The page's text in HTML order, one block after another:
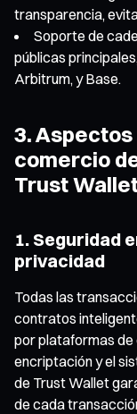
transparencia,
Soporte de
públicas
Arbitrum, y Base.
3.
comercio
Trust
1. Seguridad
privacidad
Todas las
contratos
por plataformas
encriptación y el
de Trust Wallet
de cada